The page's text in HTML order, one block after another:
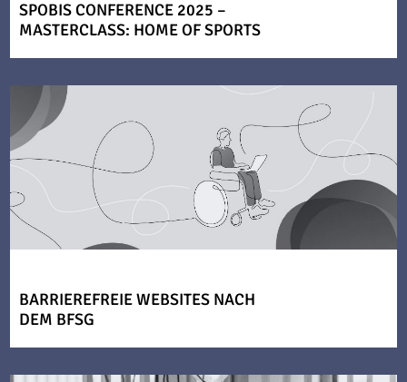
SPOBIS CONFERENCE 2025 –
MASTERCLASS: HOME OF SPORTS
BARRIEREFREIE WEBSITES NACH
DEM BFSG